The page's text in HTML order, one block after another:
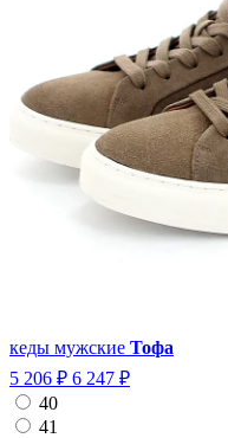
кеды мужские Тофа
5 206 ₽ 6 247 ₽
40
41